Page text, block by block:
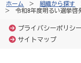
ホーム 組織から探す
令和8年度明るい選挙啓
プライバシーポリシー
サイトマップ